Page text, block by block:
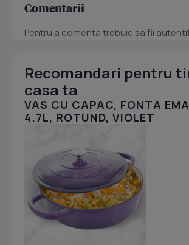
Comentarii
Pentru a comenta trebuie sa fii
Recomandari pentru
casa ta
VAS CU CAPAC, FONTA
4.7L, ROTUND, VIOLET